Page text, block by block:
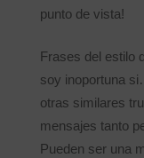
punto de vista!
Frases del estilo
soy inoportuna
otras similares
mensajes tanto
Pueden ser una